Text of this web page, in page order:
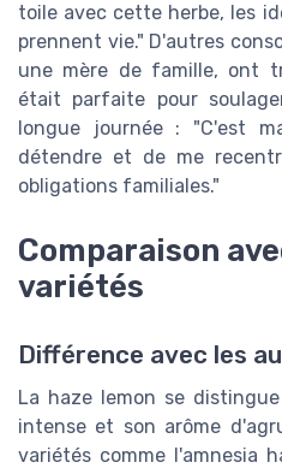
toile avec cette herbe, les
prennent vie." D'autres
une mère de famille, ont
était parfaite pour
longue journée : "C'est
détendre et de me
obligations familiales."
Comparaison
variétés
Différence avec les
La haze lemon se
intense et son arôme
variétés comme l'amnesia